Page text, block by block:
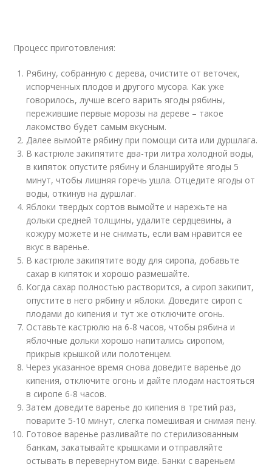
Процесс приготовления:
Рябину, собранную с дерева, очистите от веточек,
испорченных плодов и другого мусора. Как уже
говорилось, лучше всего варить ягоды рябины,
пережившие первые морозы на дереве – такое
лакомство будет самым вкусным.
Далее вымойте рябину при помощи сита или дуршлага.
В кастрюле закипятите два-три литра холодной воды,
в кипяток опустите рябину и бланшируйте ягоды 5
минут, чтобы лишняя горечь ушла. Отцедите ягоды от
воды, откинув на дуршлаг.
Яблоки твердых сортов вымойте и нарежьте на
дольки средней толщины, удалите сердцевины, а
кожуру можете и не снимать, если вам нравится ее
вкус в варенье.
В кастрюле закипятите воду для сиропа, добавьте
сахар в кипяток и хорошо размешайте.
Когда сахар полностью растворится, а сироп закипит,
опустите в него рябину и яблоки. Доведите сироп с
плодами до кипения и тут же отключите огонь.
Оставьте кастрюлю на 6-8 часов, чтобы рябина и
яблочные дольки хорошо напитались сиропом,
прикрыв крышкой или полотенцем.
Через указанное время снова доведите варенье до
кипения, отключите огонь и дайте плодам настояться
в сиропе 6-8 часов.
Затем доведите варенье до кипения в третий раз,
поварите 5-10 минут, слегка помешивая и снимая пену.
Готовое варенье разливайте по стерилизованным
банкам, закатывайте крышками и отправляйте
остывать в перевернутом виде. Банки с вареньем